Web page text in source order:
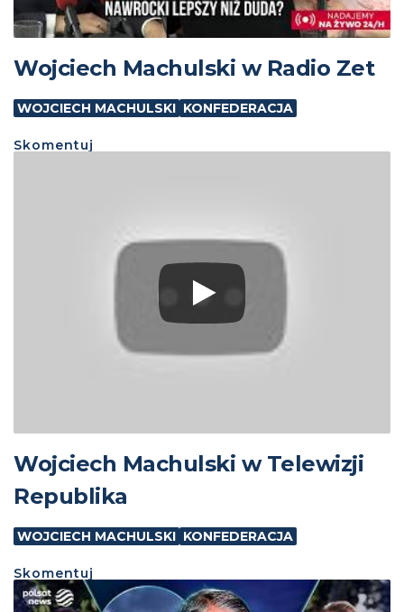
Wojciech Machulski w Radio Zet
WOJCIECH MACHULSKI KONFEDERACJA
Skomentuj
Wojciech Machulski w Telewizji
Republika
WOJCIECH MACHULSKI KONFEDERACJA
Skomentuj